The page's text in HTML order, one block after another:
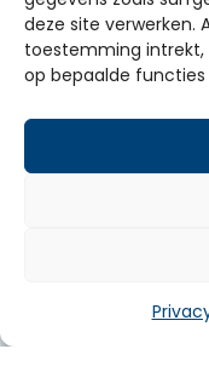
deze site
toestemming intrekt,
op bepaalde
Particulier